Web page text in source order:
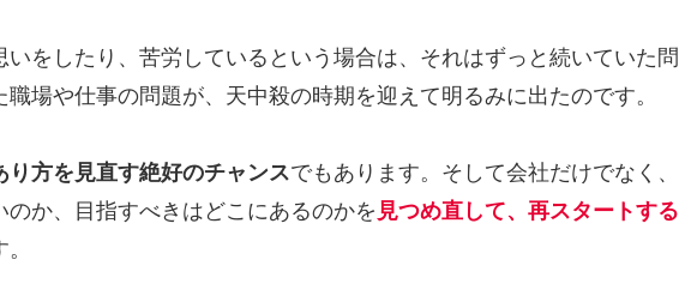
いをしたり、苦労しているという場合は、それはずっと続いていた問
場や仕事の問題が、天中殺の時期を迎えて明るみに出たのです。
り方を見直す絶好のチャンスでもあります。そして会社だけでなく、
か、目指すべきはどこにあるのかを 見つめ直して、再スタートする